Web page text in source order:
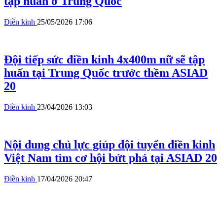
Điền kinh 25/05/2026 17:06
Đội tiếp sức điền kinh 4x400m nữ sẽ tập
huấn tại Trung Quốc trước thềm ASIAD
20
Điền kinh 23/04/2026 13:03
Nội dung chủ lực giúp đội tuyển điền kinh
Việt Nam tìm cơ hội bứt phá tại ASIAD 20
Điền kinh 17/04/2026 20:47